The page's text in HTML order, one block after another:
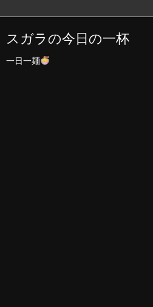
スガラの今日の一杯
一日一麺